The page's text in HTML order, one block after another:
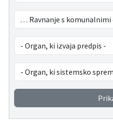
Pristojni za vodenje upravnih
DELOVNA PODROČJA
Fotogalerija
Lokalne volitve
Znamenite osebnosti
Tradicionalni dogodki